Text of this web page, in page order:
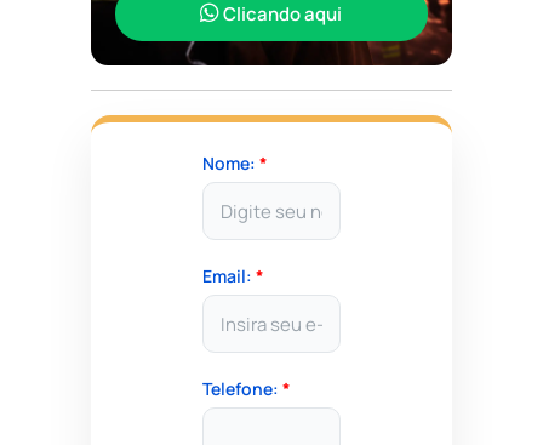
Clicando aqui
Nome: *
Email: *
Telefone: *